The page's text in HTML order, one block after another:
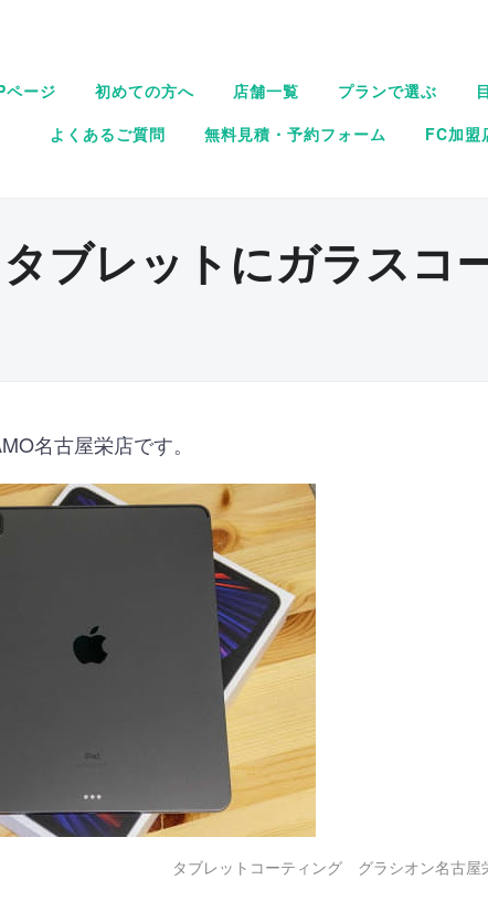
ページ 初めての方へ 店舗一覧 プランで選ぶ
よくあるご質問
無料見積・予約フォーム FC加盟
タブレットにガラスコ
名古屋栄店です。
タブレットコーティング グラシオン名古屋